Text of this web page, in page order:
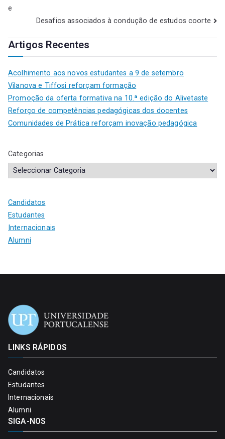
e
Desafios associados à condução de estudos coorte
Artigos Recentes
Acolhimento aos novos estudantes a 9 de setembro
Vilanova e Tiffosi reforçam formação
Promoção da oferta formativa na 10.ª edição do Alivetaste
Reforço de competências pedagógicas dos docentes
Comunidades de Prática reforçam inovação pedagógica
Categorias
Candidatos
Estudantes
Internacionais
Alumni
LINKS RÁPIDOS
Candidatos
Estudantes
Internacionais
Alumni
SIGA-NOS